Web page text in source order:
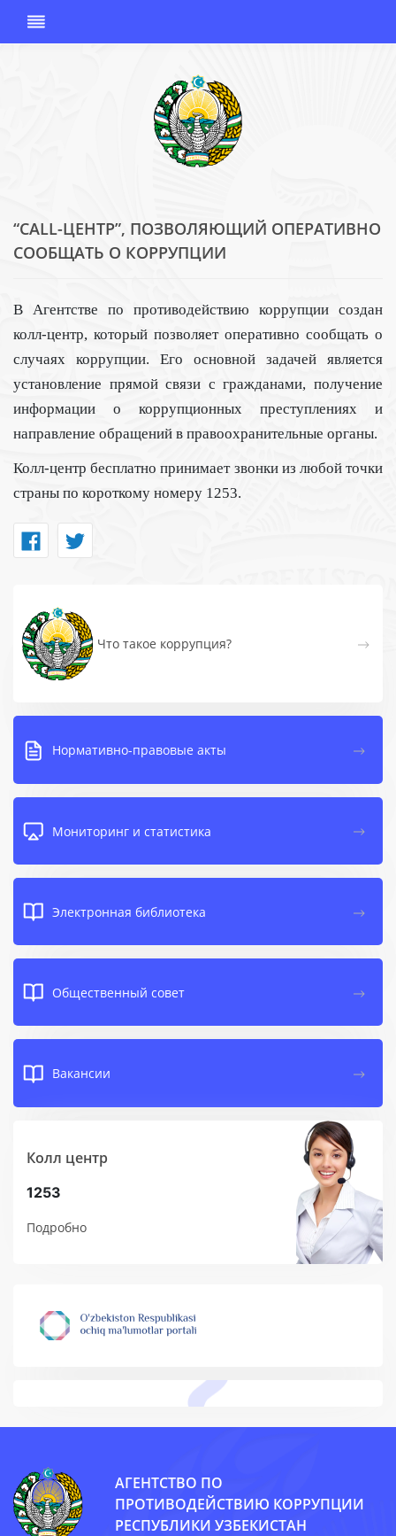
АГЕНТСТВО
РЕСПУБЛИКИ
УЗБЕКИСТАН
“CALL-ЦЕНТР”, ПОЗВОЛЯЮЩИЙ ОПЕРАТИВНО
СООБЩАТЬ О КОРРУПЦИИ
В Агентстве по противодействию коррупции создан
колл-центр, который позволяет оперативно сообщать о
случаях коррупции. Его основной задачей является
установление прямой связи с гражданами, получение
информации о коррупционных преступлениях и
направление обращений в правоохранительные органы.
Колл-центрбесплатнопринимает звонки из любой точки
страны по короткому номеру 1253.
Что такое коррупция?
Нормативно-правовые акты
Мониторинг и статистика
Электронная библиотека
Общественный совет
Вакансии
Колл центр
1253
Подробно
АГЕНТСТВО ПО
ПРОТИВОДЕЙСТВИЮ КОРРУПЦИИ
РЕСПУБЛИКИ УЗБЕКИСТАН